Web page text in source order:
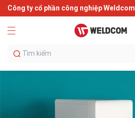
Công ty cổ phần công nghiệp Weldcom